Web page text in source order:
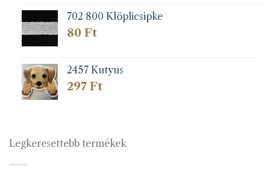
702 800 Klöplicsipke
80 Ft
2457 Kutyus
297 Ft
Legkeresettebb termékek